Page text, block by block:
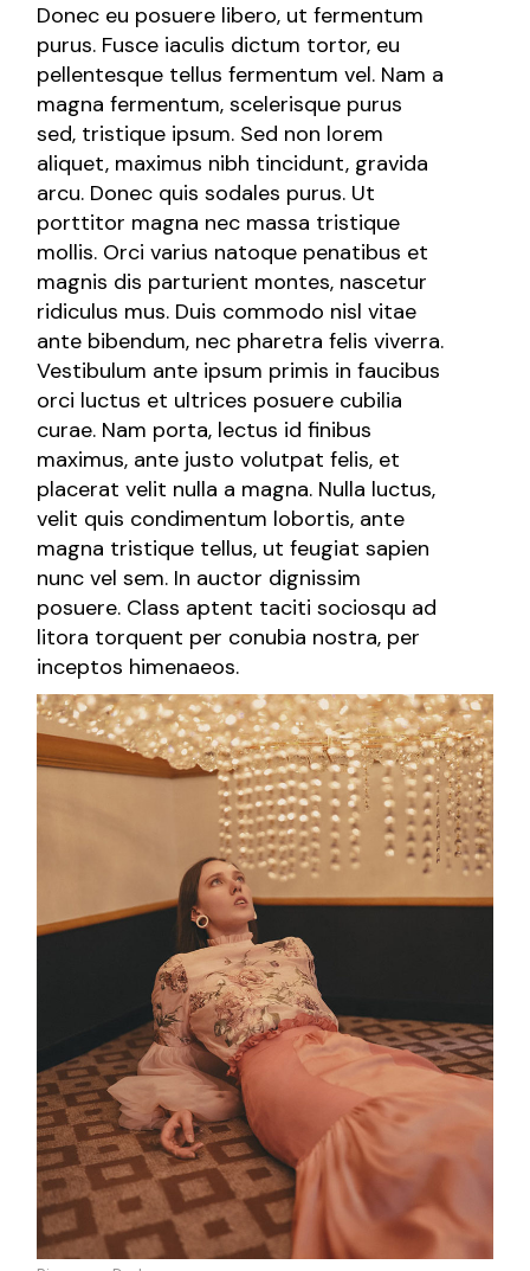
Donec eu posuere libero, ut fermentum
purus. Fusce iaculis dictum tortor, eu
pellentesque tellus fermentum vel. Nam a
magna fermentum, scelerisque purus
sed, tristique ipsum. Sed non lorem
aliquet, maximus nibh tincidunt, gravida
arcu. Donec quis sodales purus. Ut
porttitor magna nec massa tristique
mollis. Orci varius natoque penatibus et
magnis dis parturient montes, nascetur
ridiculus mus. Duis commodo nisl vitae
ante bibendum, nec pharetra felis viverra.
Vestibulum ante ipsum primis in faucibus
orci luctus et ultrices posuere cubilia
curae. Nam porta, lectus id finibus
maximus, ante justo volutpat felis, et
placerat velit nulla a magna. Nulla luctus,
velit quis condimentum lobortis, ante
magna tristique tellus, ut feugiat sapien
nunc vel sem. In auctor dignissim
posuere. Class aptent taciti sociosqu ad
litora torquent per conubia nostra, per
inceptos himenaeos.